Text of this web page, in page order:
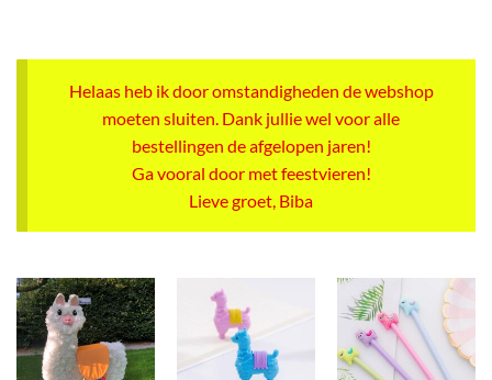
Helaas heb ik door omstandigheden de webshop
moeten sluiten. Dank jullie wel voor alle
bestellingen de afgelopen jaren!
Ga vooral door met feestvieren!
Lieve groet, Biba